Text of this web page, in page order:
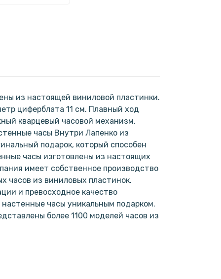
из настоящей виниловой пластинки.
циферблата 11 см. Плавный ход
кварцевый часовой механизм.
часы Внутри Лапенко из
подарок, который способен
часы изготовлены из настоящих
имеет собственное производство
часов из виниловых пластинок.
и превосходное качество
часы уникальным подарком.
более 1100 моделей часов из